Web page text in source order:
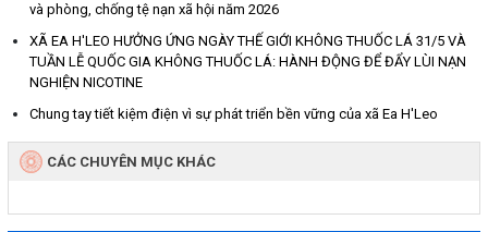
và phòng, chống tệ nạn xã hội năm 2026
XÃ EA H'LEO HƯỞNG ỨNG NGÀY THẾ GIỚI KHÔNG THUỐC LÁ 31/5 VÀ
TUẦN LỄ QUỐC GIA KHÔNG THUỐC LÁ: HÀNH ĐỘNG ĐỂ ĐẨY LÙI NẠN
NGHIỆN NICOTINE
Chung tay tiết kiệm điện vì sự phát triển bền vững của xã Ea H'Leo
CÁC CHUYÊN MỤC KHÁC